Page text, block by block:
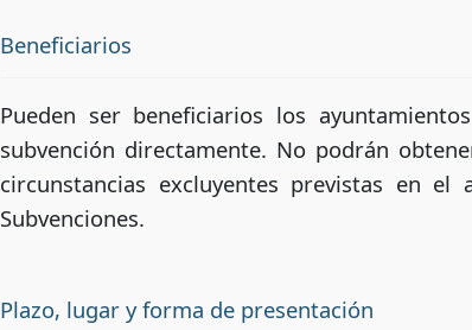
Beneficiarios
Pueden ser beneficiarios los
subvención directamente. No podrán
circunstancias excluyentes previstas en
Subvenciones.
Plazo, lugar y forma de presentación